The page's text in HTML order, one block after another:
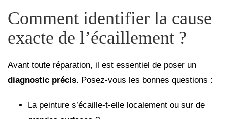
Comment identifier la cause
exacte de l’écaillement ?
Avant toute réparation, il est essentiel de poser un
diagnostic précis. Posez-vous les bonnes questions :
La peinture s’écaille-t-elle localement ou sur de